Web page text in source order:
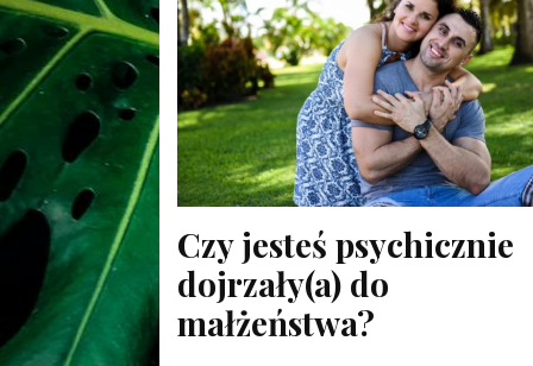
Czy jesteś psychicznie
dojrzały(a) do
małżeństwa?